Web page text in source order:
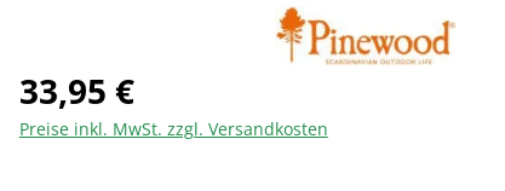
33,95 €
Preise inkl. MwSt. zzgl. Versandkosten